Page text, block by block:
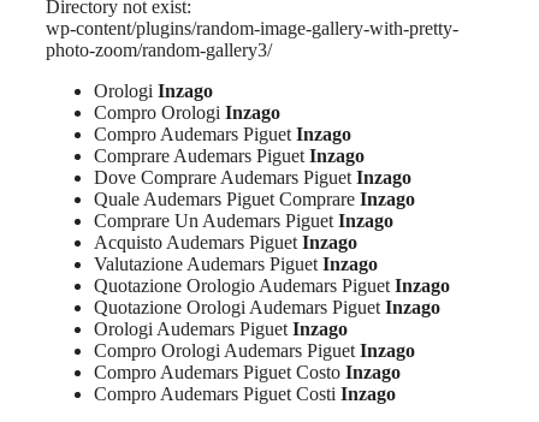
Directory not exist:
wp-content/plugins/random-image-gallery-with-pretty-
photo-zoom/random-gallery3/
Orologi Inzago
Compro Orologi Inzago
Compro Audemars Piguet Inzago
Comprare Audemars Piguet Inzago
Dove Comprare Audemars Piguet Inzago
Quale Audemars Piguet Comprare Inzago
Comprare Un Audemars Piguet Inzago
Acquisto Audemars Piguet Inzago
Valutazione Audemars Piguet Inzago
Quotazione Orologio Audemars Piguet Inzago
Quotazione Orologi Audemars Piguet Inzago
Orologi Audemars Piguet Inzago
Compro Orologi Audemars Piguet Inzago
Compro Audemars Piguet Costo Inzago
Compro Audemars Piguet Costi Inzago